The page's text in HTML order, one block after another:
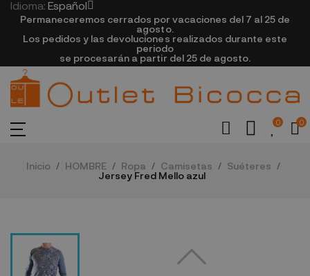
Idioma: Español
Permaneceremos cerrados por vacaciones del 7 al 25 de
agosto.
Los pedidos y las devoluciones realizados durante este
periodo
se procesarán a partir del 25 de agosto.
0 0
Inicio HOMBRE Ropa Camisetas
Suéteres
Jersey Fred Mello azul